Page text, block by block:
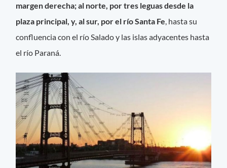
margen derecha; al norte, por tres leguas desde la
plaza principal, y, al sur, por el río Santa Fe, hasta su
confluencia con el río Salado y las islas adyacentes hasta
el río Paraná.